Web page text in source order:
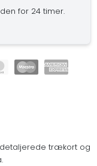
for 24 timer.
trækort og